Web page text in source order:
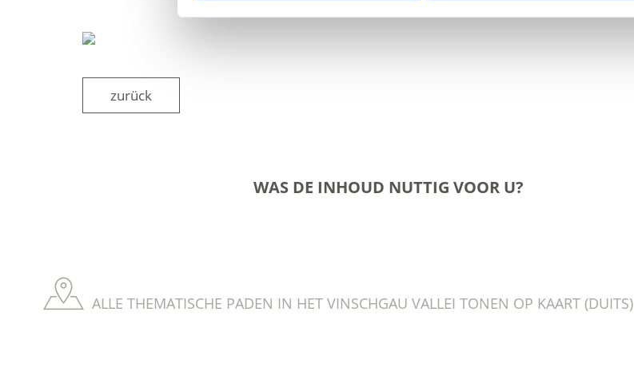
zurück
WAS DE INHOUD NUTTIG VOOR U?
ALLE THEMATISCHE PADEN IN HET VINSCHGAU VALLEI TONEN OP KAART (DUITS)